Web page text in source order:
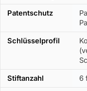
Patentschutz
Schlüsselprofil
Stiftanzahl 6